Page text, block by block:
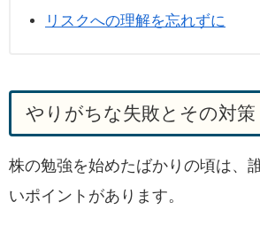
リスクへの理解を忘れずに
やりがちな失敗とその対策
株の勉強を始めたばかりの頃は、
いポイントがあります。